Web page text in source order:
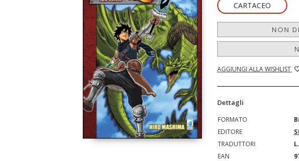
CARTACEO
NON
AGGIUNGI ALLA WISHLIST
Dettagli
FORMATO
EDITORE
TRADUTTORI
EAN